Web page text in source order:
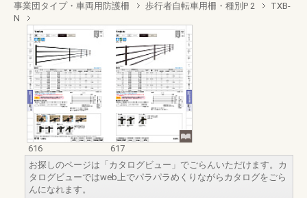
事業団タイプ・車両用防護柵
歩行者自転車用柵・種別P 2
TXB-
N
616
617
お探しのページは「カタログビュー」でごらんいただけます。カ
タログビューではweb上でパラパラめくりながらカタログをごら
んになれます。